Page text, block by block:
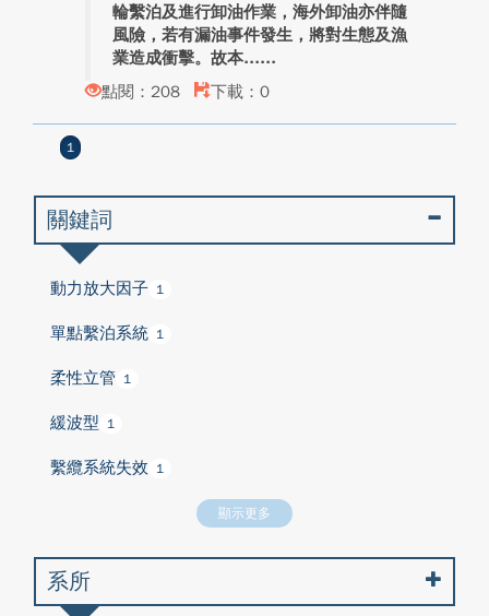
輪繫泊及進行卸油作業，海外卸油亦伴隨
風險，若有漏油事件發生，將對生態及漁
業造成衝擊。故本...
點閱：208
下載：0
1
關鍵詞
動力放大因子 1
單點繫泊系統 1
柔性立管 1
緩波型 1
繫纜系統失效 1
顯示更多
系所